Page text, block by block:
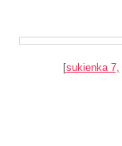
[sukienka 7,